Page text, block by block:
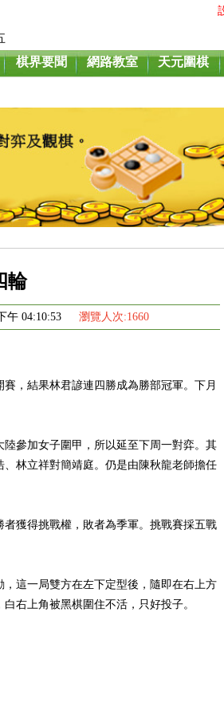
棋界要聞 網路教室 天元圍棋
輪
午 04:10:53 瀏覽人次:1660
，結果林君諺連四勝成為勝部冠軍。下月
參加女子圍甲，所以延至下周一對弈。其
林立祥對簡靖庭。仍是由陳秋龍老師擔任
獲得挑戰權，敗者為季軍。挑戰賽採五戰
這一局雙方在左下定型後，隨即在右上方
右上角被黑棋圍住不活，只好投子。